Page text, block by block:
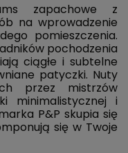
zapachowe z
na wprowadzenie
pomieszczenia.
pochodzenia
ciągłe i subtelne
patyczki. Nuty
przez mistrzów
minimalistycznej i
P&P skupia się
się w Twoje